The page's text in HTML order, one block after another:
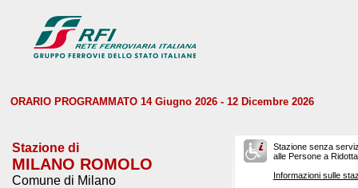
ORARIO PROGRAMMATO 14 Giugno 2026 - 12 Dicembre 2026
Stazione di
MILANO ROMOLO
Comune di Milano
Stazione senza
alle Persone a
Informazioni sulle